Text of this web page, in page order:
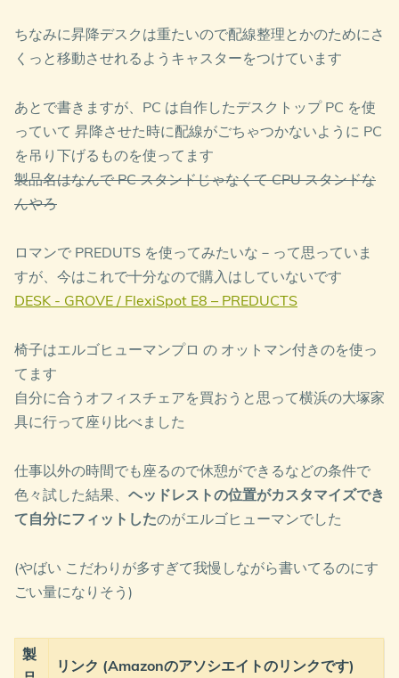
ちなみに昇降デスクは重たいので配線整理とかのためにさ
くっと移動させれるようキャスターをつけています
あとで書きますが、PC は自作したデスクトップ PC を使
っていて 昇降させた時に配線がごちゃつかないように PC
を吊り下げるものを使ってます
製品名はなんで PC スタンドじゃなくて CPU スタンドな
んやろ
ロマンで PREDUTS を使ってみたいな－って思っていま
すが、今はこれで十分なので購入はしていないです
DESK - GROVE / FlexiSpot E8 – PREDUCTS
椅子はエルゴヒューマンプロ の オットマン付きのを使っ
てます
自分に合うオフィスチェアを買おうと思って横浜の大塚家
具に行って座り比べました
仕事以外の時間でも座るので休憩ができるなどの条件で
色々試した結果、 ヘッドレストの位置がカスタマイズでき
て自分にフィットしたのがエルゴヒューマンでした
(やばい こだわりが多すぎて我慢しながら書いてるのにす
ごい量になりそう)
製
リンク (Amazonのアソシエイトのリンクです)